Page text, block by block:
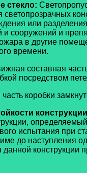
стекло:
или
и сооружений и
в другие
времени.
составная
посредством
коробки
испытания при
до наступления
конструкции